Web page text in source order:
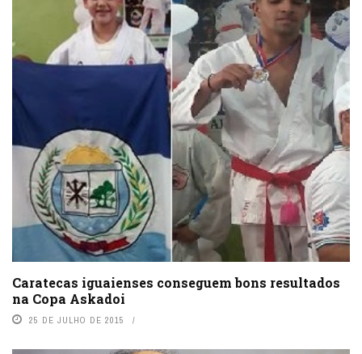
Caratecas iguaienses conseguem bons resultados
na Copa Askadoi
25 DE JULHO DE 2015